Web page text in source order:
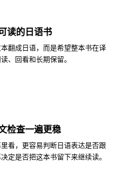
读的日语书
翻成日语，而是希望整本书在译
、回看和长期保留。
检查一遍更稳
看，更容易判断日语表达是否跟
定是否把这本书留下来继续读。